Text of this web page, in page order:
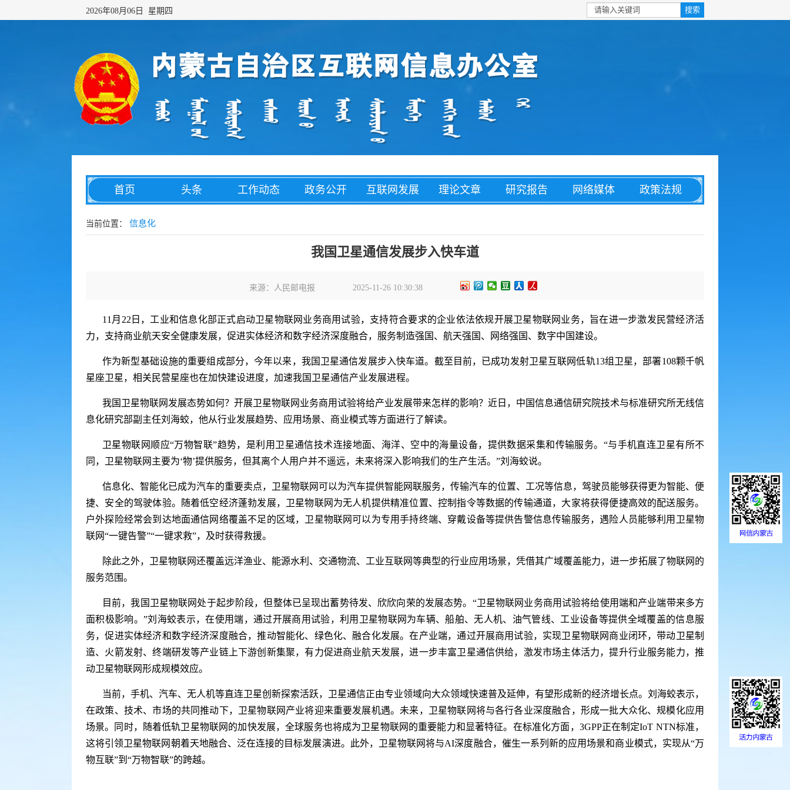
2026年08月06日 星期四
首页 头条 工作动态 政务公开 互联网发展 理论文章 研究报告 网络媒体 政策法规
网络传播
骗
当前位置： 信息化
我国卫星通信发展步入快车道
来源：人民邮电报 2025-11-26 10:30:38
11月22日，工业和信息化部正式启动卫星物联网业务商用试验，支持符合要求的企业依法依规开展卫星物联网业务，旨在进一步激发民营经济活
力，支持商业航天安全健康发展，促进实体经济和数字经济深度融合，服务制造强国、航天强国、网络强国、数字中国建设。
作为新型基础设施的重要组成部分，今年以来，我国卫星通信发展步入快车道。截至目前，已成功发射卫星互联网低轨13组卫星，部署108颗千帆
星座卫星，相关民营星座也在加快建设进度，加速我国卫星通信产业发展进程。
我国卫星物联网发展态势如何？开展卫星物联网业务商用试验将给产业发展带来怎样的影响？近日，中国信息通信研究院技术与标准研究所无线信
息化研究部副主任刘海蛟，他从行业发展趋势、应用场景、商业模式等方面进行了解读。
卫星物联网顺应“万物智联”趋势，是利用卫星通信技术连接地面、海洋、空中的海量设备，提供数据采集和传输服务。“与手机直连卫星有所不
同，卫星物联网主要为‘物’提供服务，但其离个人用户并不遥远，未来将深入影响我们的生产生活。”刘海蛟说。
信息化、智能化已成为汽车的重要卖点，卫星物联网可以为汽车提供智能网联服务，传输汽车的位置、工况等信息，驾驶员能够获得更为智能、便
捷、安全的驾驶体验。随着低空经济蓬勃发展，卫星物联网为无人机提供精准位置、控制指令等数据的传输通道，大家将获得便捷高效的配送服务。
户外探险经常会到达地面通信网络覆盖不足的区域，卫星物联网可以为专用手持终端、穿戴设备等提供告警信息传输服务，遇险人员能够利用卫星物
联网“一键告警”“一键求救”，及时获得救援。
除此之外，卫星物联网还覆盖远洋渔业、能源水利、交通物流、工业互联网等典型的行业应用场景，凭借其广域覆盖能力，进一步拓展了物联网的
服务范围。
目前，我国卫星物联网处于起步阶段，但整体已呈现出蓄势待发、欣欣向荣的发展态势。“卫星物联网业务商用试验将给使用端和产业端带来多方
面积极影响。”刘海蛟表示，在使用端，通过开展商用试验，利用卫星物联网为车辆、船舶、无人机、油气管线、工业设备等提供全域覆盖的信息服
务，促进实体经济和数字经济深度融合，推动智能化、绿色化、融合化发展。在产业端，通过开展商用试验，实现卫星物联网商业闭环，带动卫星制
造、火箭发射、终端研发等产业链上下游创新集聚，有力促进商业航天发展，进一步丰富卫星通信供给，激发市场主体活力，提升行业服务能力，推
动卫星物联网形成规模效应。
当前，手机、汽车、无人机等直连卫星创新探索活跃，卫星通信正由专业领域向大众领域快速普及延伸，有望形成新的经济增长点。刘海蛟表示，
在政策、技术、市场的共同推动下，卫星物联网产业将迎来重要发展机遇。未来，卫星物联网将与各行各业深度融合，形成一批大众化、规模化应用
场景。同时，随着低轨卫星物联网的加快发展，全球服务也将成为卫星物联网的重要能力和显著特征。在标准化方面，3GPP正在制定IoT NTN标准，
这将引领卫星物联网朝着天地融合、泛在连接的目标发展演进。此外，卫星物联网将与AI深度融合，催生一系列新的应用场景和商业模式，实现从“万
物互联”到“万物智联”的跨越。